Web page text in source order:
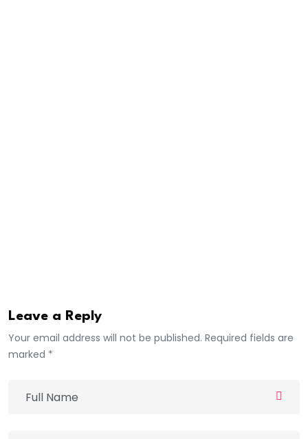
Leave a Reply
Your email address will not be published. Required fields are
marked *